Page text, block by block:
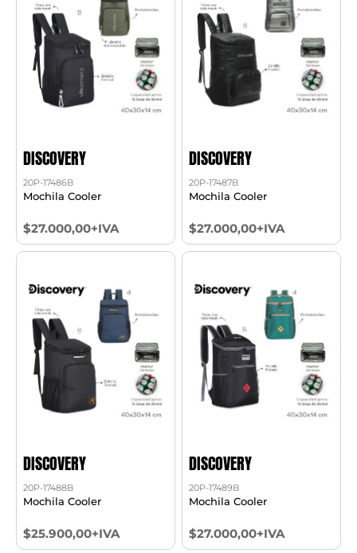
DISCOVERY
20P-17486B
Mochila Cooler
$27.000,00+IVA
DISCOVERY
20P-17487B
Mochila Cooler
$27.000,00+IVA
DISCOVERY
20P-17488B
Mochila Cooler
$25.900,00+IVA
DISCOVERY
20P-17489B
Mochila Cooler
$27.000,00+IVA